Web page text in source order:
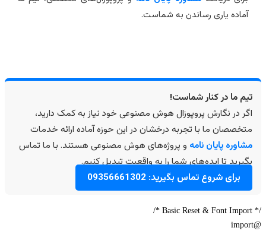
یاری رساندن به شماست.
ما در کنار شماست!
در نگارش پروپوزال هوش مصنوعی خود نیاز به کمک دارید،
ما با تجربه درخشان در این حوزه آماده ارائه خدمات
پایان نامهو پروژه‌های هوش مصنوعی هستند. با ما تماس
تا ایده‌های شما را به واقعیت تبدیل کنیم.
برای شروع تماس بگیرید: 09356661302